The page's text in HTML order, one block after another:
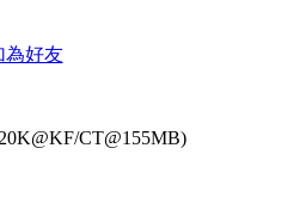
為好友
CT@155MB)